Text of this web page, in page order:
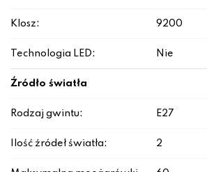
Klosz: 9200
Technologia LED: Nie
Źródło światła
Rodzaj gwintu: E27
Ilość źródeł światła: 2